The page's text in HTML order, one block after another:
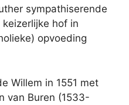
sympathiserende
hof in
opvoeding
Willem in 1551 met
van Buren (1533-